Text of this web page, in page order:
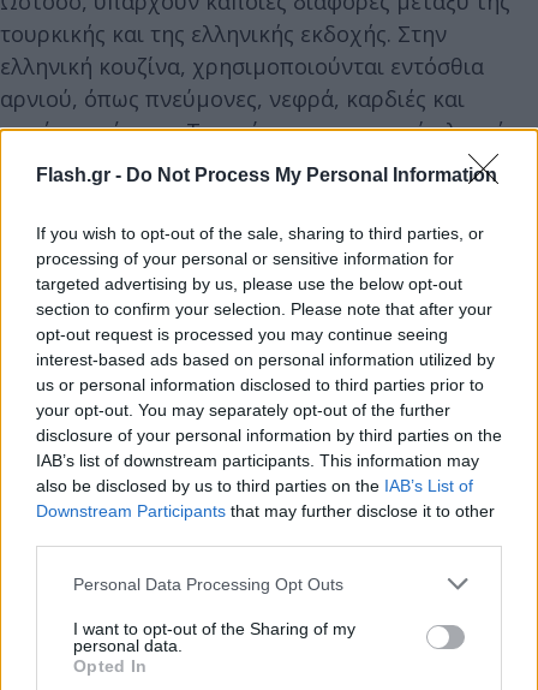
Flash.gr - Do Not Process My Personal Information
If you wish to opt-out of the sale, sharing to third parties, or
processing of your personal or sensitive information for
targeted advertising by us, please use the below opt-out
section to confirm your selection. Please note that after your
opt-out request is processed you may continue seeing
interest-based ads based on personal information utilized by
us or personal information disclosed to third parties prior to
your opt-out. You may separately opt-out of the further
disclosure of your personal information by third parties on the
IAB’s list of downstream participants. This information may
also be disclosed by us to third parties on the IAB’s List of
Downstream Participants that may further disclose it to other
Please note that this website/app uses one or more Google
not limited to your visit or usage behaviour. You may click to
grant or deny consent to Google and its third-party tags to
use your data for below specified purposes in below Google
Personal Data Processing Opt Outs
I want to opt-out of the Sharing of my
personal data.
Opted In
τουρκικής και της ελληνικής εκδοχής. Στην
ελληνική κουζίνα, χρησιμοποιούνται εντόσθια
αρνιού, όπως πνεύμονες, νεφρά, καρδιές και
συκώτι, ενώ στην Τουρκία χρησιμοποιούν λεπτό
και παχύ έντερο και γλυκάδια χωρίς πρόσθετα
Ενώ συμπληρώνει: «Για την τουρκική εκδοχή, τα
υλικά ξεπλένονται και καθαρίζονται, στη συνέχεια
τυλίγονται σε σιδερένια σούβλα για να ψηθούν στα
κάρβουνα. Μόλις ψηθεί, το πιάτο συνήθως
σερβίρεται με ψωμί ή μπαίνει μέσα στο ψωμί με
διάφορα μπαχαρικά όπως ρίγανη, κύμινο και
νιφάδες τσίλι».